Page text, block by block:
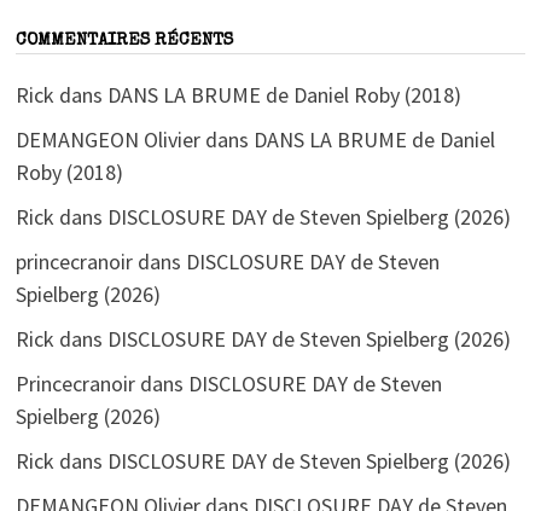
COMMENTAIRES RÉCENTS
Rick dans DANS LA BRUME de Daniel Roby (2018)
DEMANGEON Olivierdans DANS LA BRUME de Daniel
Roby (2018)
Rick dans DISCLOSURE DAY de Steven Spielberg (2026)
princecranoirdans DISCLOSURE DAY de Steven
Spielberg (2026)
Rick dans DISCLOSURE DAY de Steven Spielberg (2026)
Princecranoirdans DISCLOSURE DAY de Steven
Spielberg (2026)
Rick dans DISCLOSURE DAY de Steven Spielberg (2026)
DEMANGEON Olivierdans DISCLOSURE DAY de Steven